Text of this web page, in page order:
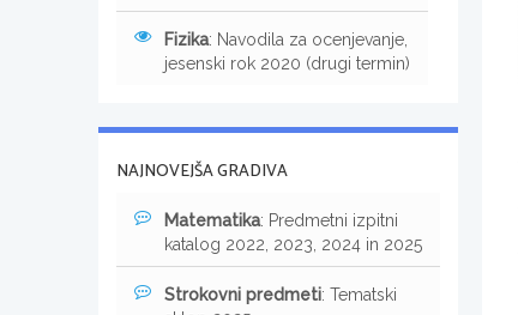
Fizika: Navodila za ocenjevanje,
jesenski rok 2020 (drugi termin)
NAJNOVEJŠA GRADIVA
Matematika: Predmetni izpitni
katalog 2022, 2023, 2024 in 2025
Strokovni predmeti: Tematski